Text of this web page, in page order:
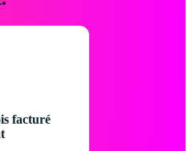
facturé